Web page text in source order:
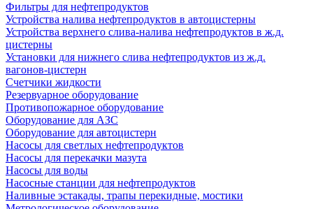
Фильтры для нефтепродуктов
Устройства налива нефтепродуктов в автоцистерны
Устройства верхнего слива-налива нефтепродуктов в ж.д.
цистерны
Установки для нижнего слива нефтепродуктов из ж.д.
вагонов-цистерн
Счетчики жидкости
Резервуарное оборудование
Противопожарное оборудование
Оборудование для АЗС
Оборудование для автоцистерн
Насосы для светлых нефтепродуктов
Насосы для перекачки мазута
Насосы для воды
Насосные станции для нефтепродуктов
Наливные эстакады, трапы перекидные, мостики